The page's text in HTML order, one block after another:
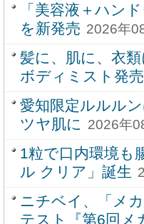
「美容液＋ハン
を新発売 2026年
髪に、肌に、衣
ボディミスト発売
愛知限定ルルル
ツヤ肌に 2026年
1粒で口内環境も
ル クリア」誕生
ニチベイ、「メ
テスト『第6回メ